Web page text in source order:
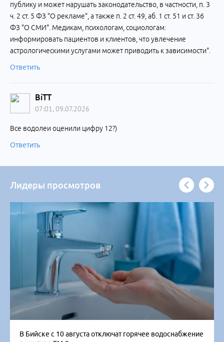
публику и может нарушать законодательство, в частности, п. 3
ч. 2 ст. 5 ФЗ "О рекламе", а также п. 2 ст. 49, аб. 1 ст. 51 и ст. 36
ФЗ "О СМИ". Медикам, психологам, социологам:
информировать пациентов и клиентов, что увлечение
астрологическими услугами может приводить к зависимости".
Ответить
BiTT
07:01, 09.07.2026
Все водолеи оценили цифру 12?)
Ответить
Лидеры просмотров
В Бийске с 10 августа отключат горячее водоснабжение